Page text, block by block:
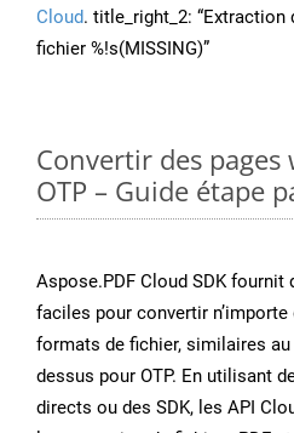
Cloud. title_right_2:
fichier %!s(MISSING)”
Convertir des
OTP – Guide étape
Aspose.PDF Cloud SDK
faciles pour convertir
formats de fichier, similaires
dessus pour OTP. En utilisant
directs ou des SDK, les API